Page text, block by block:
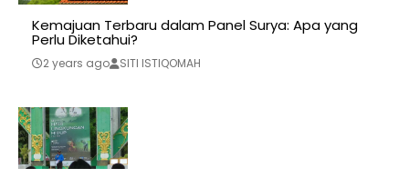
Kemajuan Terbaru dalam Panel Surya: Apa yang
Perlu Diketahui?
2 years ago SITI ISTIQOMAH